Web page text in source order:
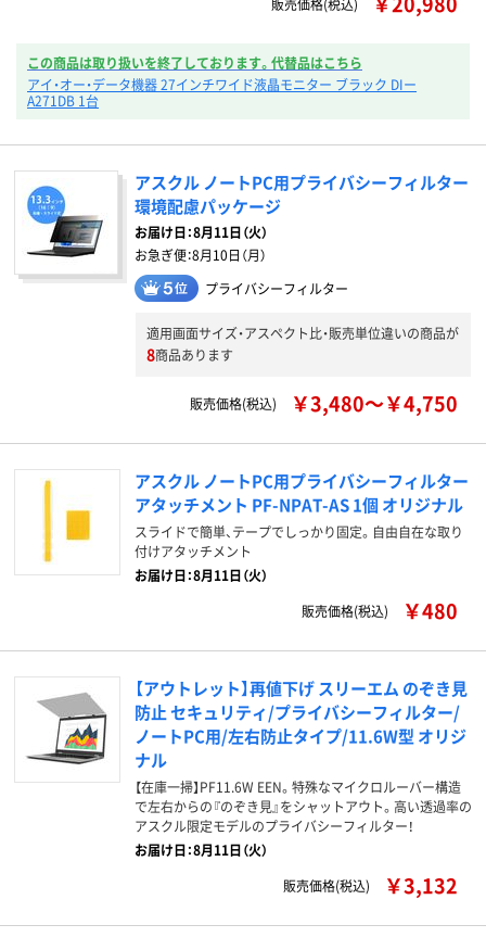
販売価格(税込)
この商品は取り扱いを終了しております。代替品はこちら
アイ・オー・データ機器 27インチワイド液晶モニター ブラック DIー
A271DB 1台
アスクル ノートPC用プライバシーフィルター
環境配慮パッケージ
お届け日：8月11日（火）
お急ぎ便：8月10日（月）
プライバシーフィルター
適用画面サイズ・アスペクト比・販売単位違いの商品が
8商品あります
販売価格(税込) ￥3,480～￥4,750
アスクル ノートPC用プライバシーフィルター
アタッチメント PF-NPAT-AS 1個 オリジナル
スライドで簡単、テープでしっかり固定。自由自在な取り
付けアタッチメント
お届け日：8月11日（火）
販売価格(税込)
￥480
【アウトレット】再値下げ スリーエム のぞき見
防止 セキュリティ/プライバシーフィルター/
ノートPC用/左右防止タイプ/11.6W型 オリジ
ナル
【在庫一掃】PF11.6W EEN。特殊なマイクロルーバー構造
で左右からの『のぞき見』をシャットアウト。高い透過率の
アスクル限定モデルのプライバシーフィルター！
お届け日：8月11日（火）
販売価格(税込)
￥3,132